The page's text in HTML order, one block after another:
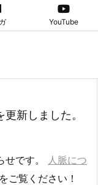
YouTube
新しました。
です。
人脈につ
をご覧ください！